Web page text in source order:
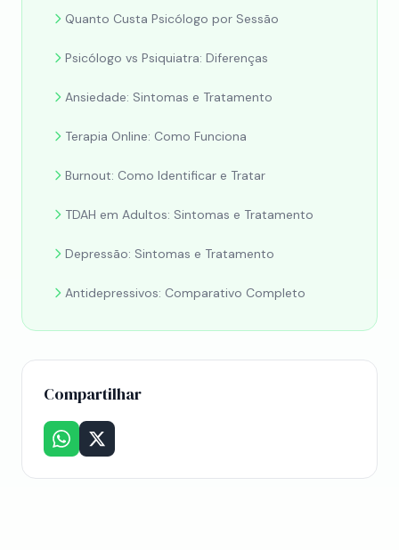
Quanto Custa Psicólogo por Sessão
Psicólogo vs Psiquiatra: Diferenças
Ansiedade: Sintomas e Tratamento
Terapia Online: Como Funciona
Burnout: Como Identificar e Tratar
TDAH em Adultos: Sintomas e Tratamento
Depressão: Sintomas e Tratamento
Antidepressivos: Comparativo Completo
Compartilhar